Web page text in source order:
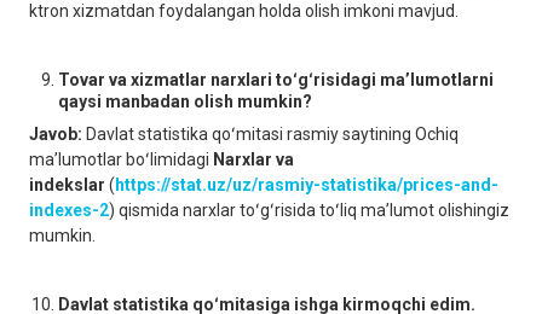
ktron xizmatdan foydalangan holda olish imkoni mavjud.
Tovar va xizmatlar narxlari toʻgʻrisidagi maʼlumotlarni
qaysi manbadan olish mumkin?
Javob: Davlat statistika qoʻmitasi rasmiy saytining Ochiq
maʼlumotlar boʻlimidagi Narxlar va
indekslar ( https://stat.uz/uz/rasmiy-statistika/prices-and-
indexes-2) qismida narxlar toʻgʻrisida toʻliq maʼlumot olishingiz
mumkin.
Davlat statistika qoʻmitasiga ishga kirmoqchi edim.